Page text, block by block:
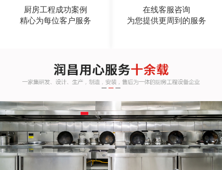
厨房工程成功案例
精心为每位客户服务
在线客服咨询
为您提供更周到的服务